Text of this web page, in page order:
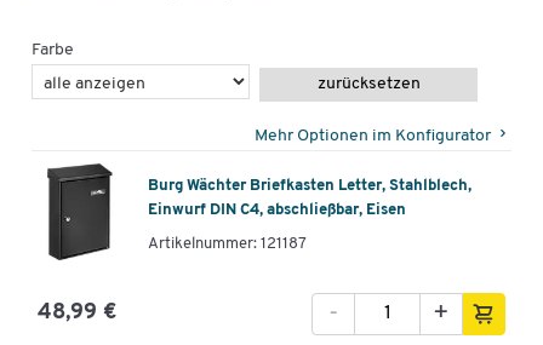
Farbe
zurücksetzen
Mehr Optionen im Konfigurator
Burg Wächter Briefkasten Letter, Stahlblech,
Einwurf DIN C4, abschließbar, Eisen
Artikelnummer: 121187
48,99 € +
-